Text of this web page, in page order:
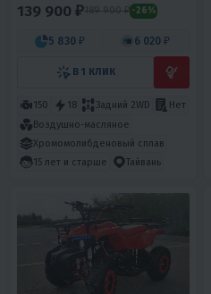
139 900 ₽189 900 ₽ -26%
5 830 ₽ 6 020 ₽
В 1 КЛИК
150 18 Задний 2WD
Нет
Воздушно-масляное
Хромомолибденовый сплав
15 лет и старше
Тайвань